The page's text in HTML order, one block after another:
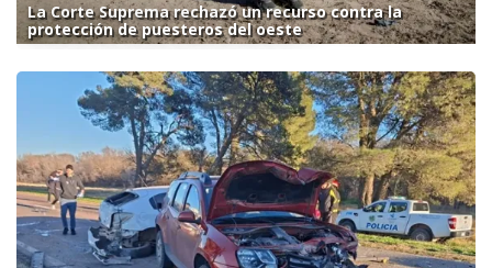
La Corte Suprema rechazó un recurso contra la
protección de puesteros del oeste